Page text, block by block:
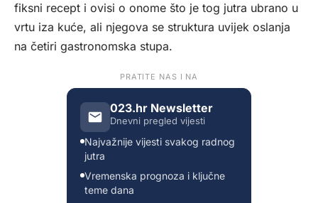
fiksni recept i ovisi o onome što je tog jutra ubrano u
vrtu iza kuće, ali njegova se struktura uvijek oslanja
na četiri gastronomska stupa.
PRATITE NAS I NA
023.hr Newsletter
Dnevni pregled vijesti
Najvažnije vijesti svakog radnog
jutra
Vremenska prognoza i ključne
teme dana